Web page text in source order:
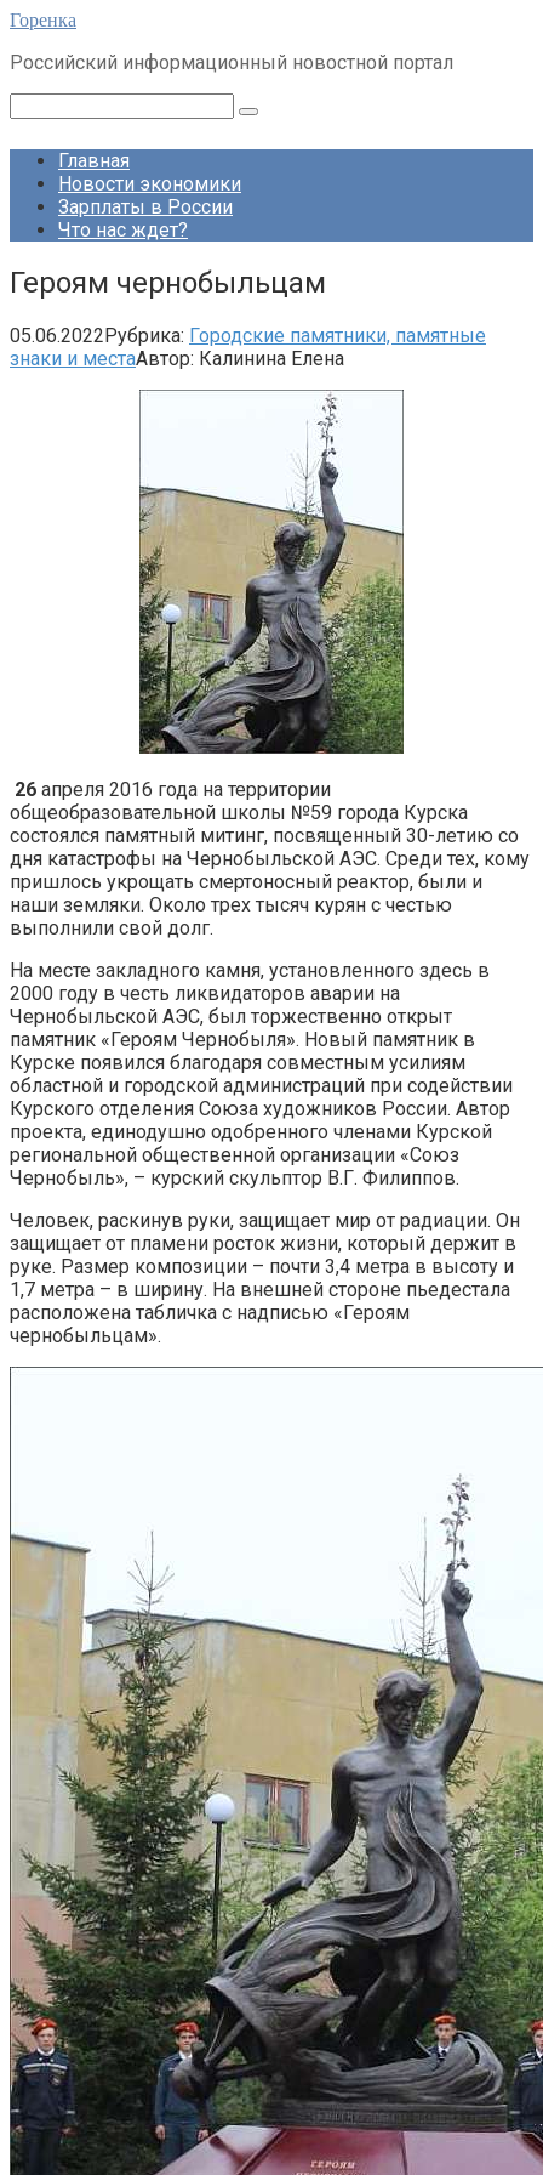
Перейти
контенту
Горенка
Российский информационный новостной портал
Главная
Новости экономики
Зарплаты в России
Что нас ждет?
Героям чернобыльцам
05.06.2022Рубрика: Городские памятники, памятные
знаки и местаАвтор: Калинина Елена
26 апреля 2016 года на территории
общеобразовательной школы №59 города Курска
состоялся памятный митинг, посвященный 30-летию со
дня катастрофы на Чернобыльской АЭС. Среди тех, кому
пришлось укрощать смертоносный реактор, были и
наши земляки. Около трех тысяч курян с честью
выполнили свой долг.
На месте закладного камня, установленного здесь в
2000 году в честь ликвидаторов аварии на
Чернобыльской АЭС, был торжественно открыт
памятник «Героям Чернобыля». Новый памятник в
Курске появился благодаря совместным усилиям
областной и городской администраций при содействии
Курского отделения Союза художников России. Автор
проекта, единодушно одобренного членами Курской
региональной общественной организации «Союз
Чернобыль», – курский скульптор В.Г. Филиппов.
Человек, раскинув руки, защищает мир от радиации. Он
защищает от пламени росток жизни, который держит в
руке. Размер композиции – почти 3,4 метра в высоту и
1,7 метра – в ширину. На внешней стороне пьедестала
расположена табличка с надписью «Героям
чернобыльцам».